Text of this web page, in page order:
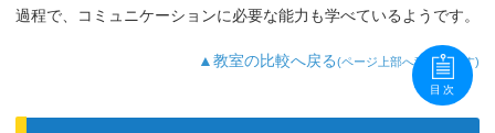
過程で、コミュニケーションに必要な能力も学べているようです。
▲教室の比較へ戻る(ページ上部へ移動します)
目次